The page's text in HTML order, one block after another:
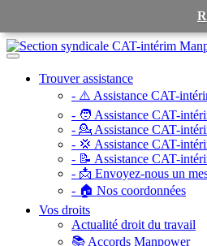
Toggle
navigationTrouver assistance
- ⚠️ Assistance CAT-
- 🧑 Assistance CAT-
- 💁 Assistance CAT-
- 💢 Assistance CAT-
- 📝 Assistance CAT-
- 📩 Envoyez-nous un
- 🏠 Nos coordonnées
Vos droits
Actualité droit du travail
📚 Accords Manpower